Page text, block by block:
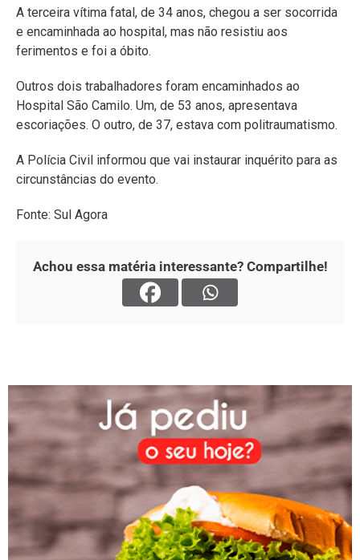
A terceira vítima fatal, de 34 anos, chegou a ser socorrida
e encaminhada ao hospital, mas não resistiu aos
ferimentos e foi a óbito.
Outros dois trabalhadores foram encaminhados ao
Hospital São Camilo. Um, de 53 anos, apresentava
escoriações. O outro, de 37, estava com politraumatismo.
A Polícia Civil informou que vai instaurar inquérito para as
circunstâncias do evento.
Fonte: Sul Agora
Achou essa matéria interessante? Compartilhe!